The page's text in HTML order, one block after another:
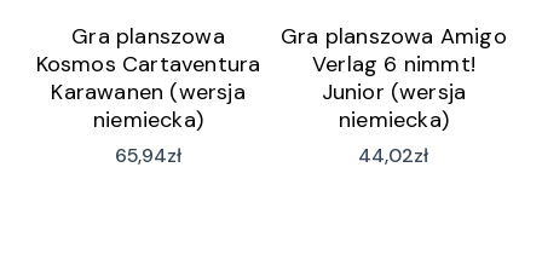
Gra planszowa
Kosmos Cartaventura
Karawanen (wersja
niemiecka)
65,94zł
Gra planszowa Amigo
Verlag 6 nimmt!
Junior (wersja
niemiecka)
44,02zł